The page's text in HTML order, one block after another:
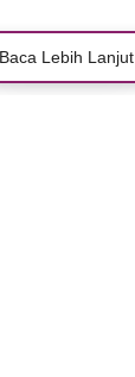
Baca Lebih Lanjut